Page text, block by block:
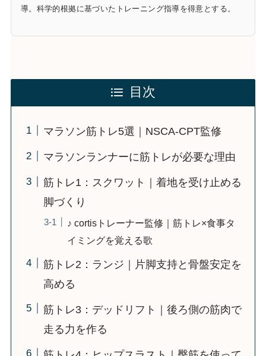
導。科学的根拠に基づいたトレーニング指導を得意とする。
目次
マラソン筋トレ5選｜NSCA-CPT監修
マラソンランナーに筋トレが必要な理由
筋トレ1：スクワット｜着地を受け止める
脚づくり
♪ cortisトレーナー監修｜筋トレ×食事タ
イミングを覚える歌
筋トレ2：ランジ｜片脚支持と骨盤安定を
高める
筋トレ3：デッドリフト｜後ろ側の筋肉で
走る力を作る